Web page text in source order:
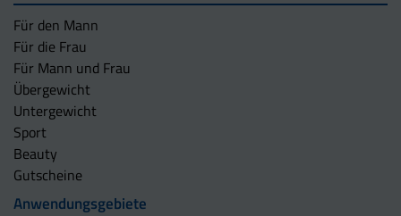
Für den Mann
Für die Frau
Für Mann und Frau
Übergewicht
Untergewicht
Sport
Beauty
Gutscheine
Anwendungsgebiete